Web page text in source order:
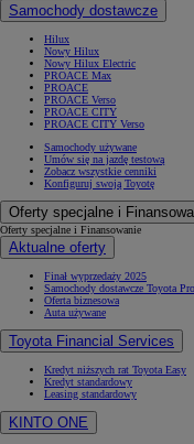
Samochody dostawcze
Hilux
Nowy Hilux
Nowy Hilux Electric
PROACE Max
PROACE
PROACE Verso
PROACE CITY
PROACE CITY Verso
Samochody używane
Umów się na jazdę testową
Zobacz wszystkie cenniki
Konfiguruj swoją Toyotę
Oferty specjalne i
Oferty specjalne i Finansowanie
Aktualne oferty
Finał wyprzedaży 2025
Samochody dostawcze Toyota
Oferta biznesowa
Auta używane
Toyota Financial Services
Kredyt niższych rat Toyota Easy
Kredyt standardowy
Leasing standardowy
KINTO ONE